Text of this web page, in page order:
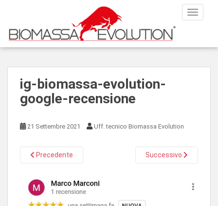
t
ig-biomassa-evolution-
google-recensione
21 Settembre 2021 Uff. tecnico Biomassa Evolution
Precedente Successivo